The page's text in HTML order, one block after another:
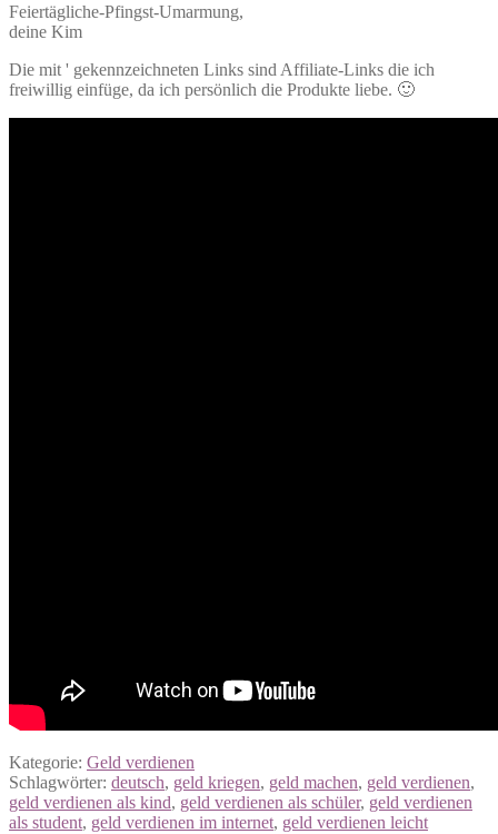
Feiertägliche-Pfingst-Umarmung,
deine Kim
Die mit ' gekennzeichneten Links sind Affiliate-Links die ich
freiwillig einfüge, da ich persönlich die Produkte liebe. 🙂
Kategorie: Geld verdienen
Schlagwörter: deutsch, geld kriegen, geld machen, geld verdienen,
geld verdienen als kind, geld verdienen als schüler, geld verdienen
als student, geld verdienen im internet, geld verdienen leicht